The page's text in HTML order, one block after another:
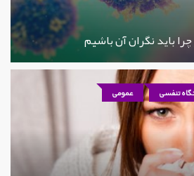
باید نگران آن باشیم
تنفسی عمومی